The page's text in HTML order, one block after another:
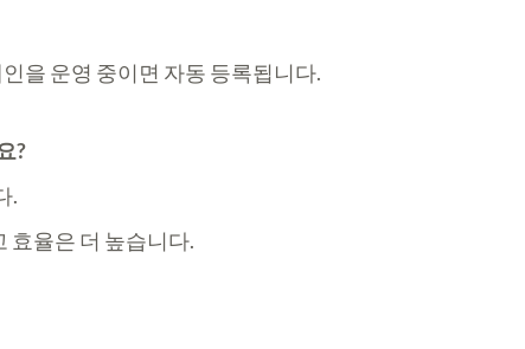
을 운영 중이면 자동 등록됩니다.
?
.
효율은 더 높습니다.